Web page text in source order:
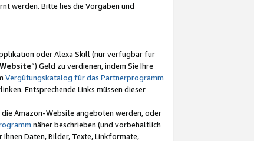
werden. Bitte lies die Vorgaben und
oder Alexa Skill (nur verfügbar für
Website“) Geld zu verdienen, indem Sie Ihre
Vergütungskatalog für das Partnerprogramm
Entsprechende Links müssen dieser
Amazon-Website angeboten werden, oder
näher beschrieben (und vorbehaltlich
Daten, Bilder, Texte, Linkformate,